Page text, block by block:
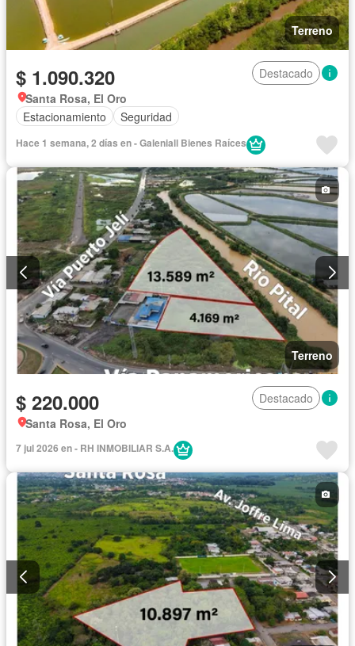
Terreno
$ 1.090.320
Destacado
Santa Rosa, El Oro
Estacionamiento
Seguridad
Hace 1 semana, 2 días en - Galeniall Bienes Raíces
Terreno
$ 220.000
Destacado
Santa Rosa, El Oro
7 jul 2026 en - RH INMOBILIAR S.A.